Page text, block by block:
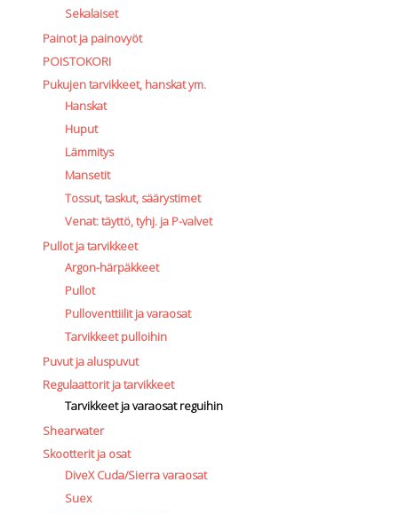
Sekalaiset
Painot ja painovyöt
POISTOKORI
Pukujen tarvikkeet, hanskat ym.
Hanskat
Huput
Lämmitys
Mansetit
Tossut, taskut, säärystimet
Venat: täyttö, tyhj. ja P-valvet
Pullot ja tarvikkeet
Argon-härpäkkeet
Pullot
Pulloventtiilit ja varaosat
Tarvikkeet pulloihin
Puvut ja aluspuvut
Regulaattorit ja tarvikkeet
Tarvikkeet ja varaosat reguihin
Shearwater
Skootterit ja osat
DiveX Cuda/Sierra varaosat
Suex